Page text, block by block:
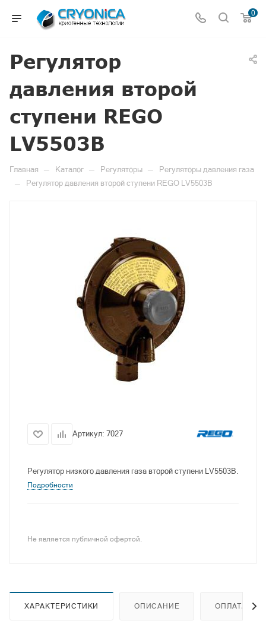
0
Регулятор
давления второй
ступени REGO
LV5503B
Главная — Каталог — Регуляторы — Регуляторы давления газа
— Регулятор давления второй ступени REGO LV5503B
Артикул: 7027
Регулятор низкого давления газа второй ступени LV5503B.
Подробности
Не является публичной офертой.
ХАРАКТЕРИСТИКИ ОПИСАНИЕ ОПЛАТА